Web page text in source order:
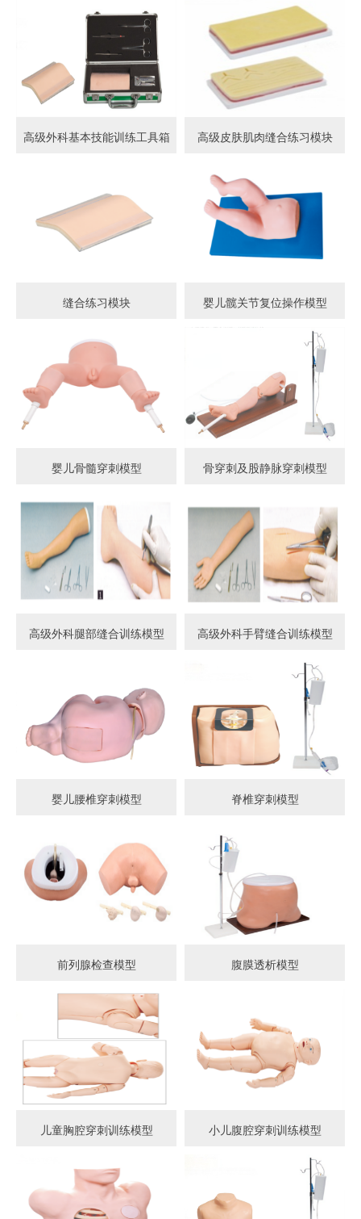
高级外科基本技能训练工具箱 高级皮肤肌肉缝合练习模块
缝合练习模块 婴儿髋关节复位操作模型
婴儿骨髓穿刺模型 骨穿刺及股静脉穿刺模型
高级外科腿部缝合训练模型 高级外科手臂缝合训练模型
婴儿腰椎穿刺模型 脊椎穿刺模型
前列腺检查模型 腹膜透析模型
儿童胸腔穿刺训练模型 小儿腹腔穿刺训练模型